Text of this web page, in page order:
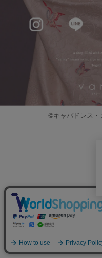
©キャバドレス・